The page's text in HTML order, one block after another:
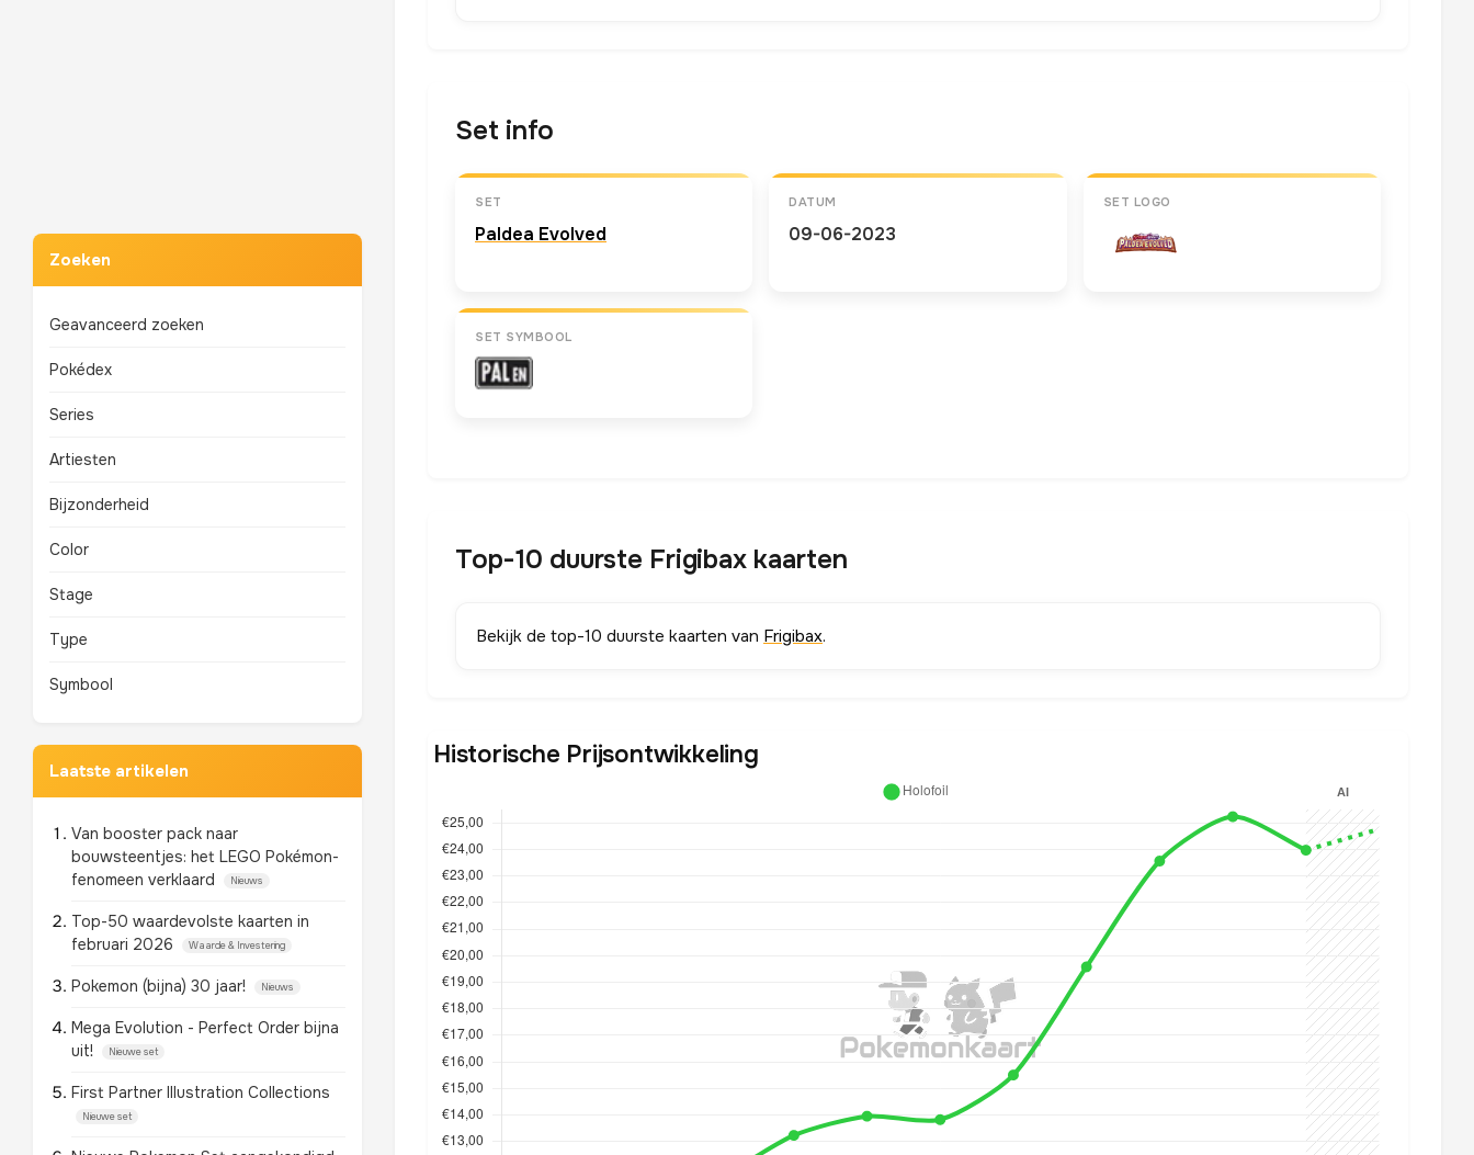
Zoeken
Geavanceerd zoeken
Pokédex
Series
Artiesten
Bijzonderheid
Color
Stage
Type
Symbool
Laatste artikelen
Van booster pack naar
bouwsteentjes: het LEGO Pokémon-
fenomeen verklaard
Nieuws
Top-50 waardevolste kaarten in
februari 2026
Waarde & Investering
Pokemon (bijna) 30 jaar! Nieuws
Mega Evolution - Perfect Order bijna
uit!
Nieuwe set
First Partner Illustration Collections
Nieuwe set
Set info
SET
Paldea Evolved
DATUM
09-06-2023
SET LOGO
SET SYMBOOL
Top-10 duurste Frigibax kaarten
Bekijk de top-10 duurste kaarten van Frigibax.
Historische Prijsontwikkeling